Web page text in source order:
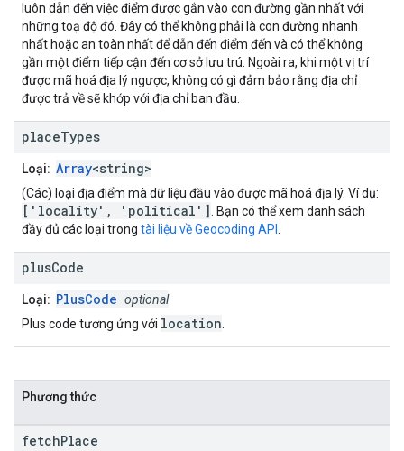
luôn dẫn đến việc điểm được gắn vào con đường gần nhất với
những toạ độ đó. Đây có thể không phải là con đường nhanh
nhất hoặc an toàn nhất để dẫn đến điểm đến và có thể không
gần một điểm tiếp cận đến cơ sở lưu trú. Ngoài ra, khi một vị trí
được mã hoá địa lý ngược, không có gì đảm bảo rằng địa chỉ
được trả về sẽ khớp với địa chỉ ban đầu.
placeTypes
Loại: Array<string>
(Các) loại địa điểm mà dữ liệu đầu vào được mã hoá địa lý. Ví dụ:
['locality', 'political'] . Bạn có thể xem danh sách
đầy đủ các loại trong tài liệu về Geocoding API .
plusCode
Loại: PlusCode optional
Plus code tương ứng với location.
Phương thức
fetchPlace